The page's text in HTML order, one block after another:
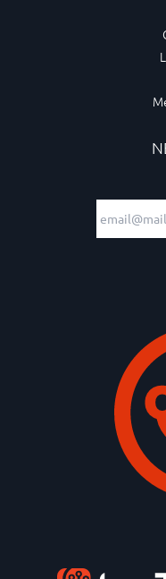
Adresse e-